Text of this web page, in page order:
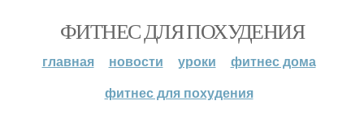
ФИТНЕС ДЛЯ ПОХУДЕНИЯ
главная новости уроки
фитнес дома
фитнес для похудения